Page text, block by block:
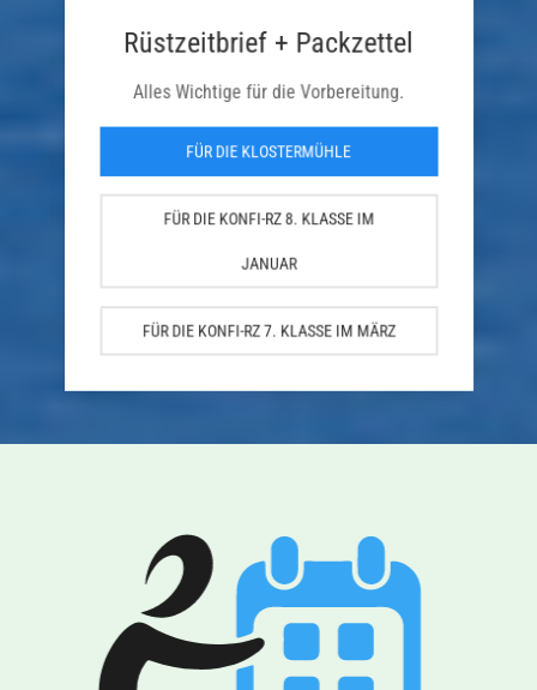
Rüstzeitbrief + Packzettel
Alles Wichtige für die Vorbereitung.
JANUAR
FÜR DIE KONFI-RZ 7. KLASSE IM MÄRZ